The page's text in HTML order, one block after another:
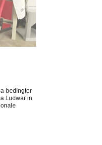
bedingter
Ludwar in